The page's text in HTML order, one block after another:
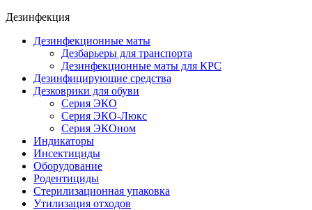
Дезинфекция
Дезинфекционные маты
Дезбарьеры для транспорта
Дезинфекционные маты для КРС
Дезинфицирующие средства
Дезковрики для обуви
Серия ЭКО
Серия ЭКО-Люкс
Серия ЭКОном
Индикаторы
Инсектициды
Оборудование
Родентициды
Стерилизационная упаковка
Утилизация отходов